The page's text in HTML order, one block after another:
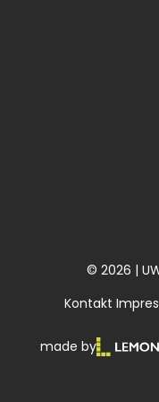
© 2026 |
Kontakt
made by